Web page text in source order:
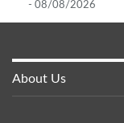
- 08/08/2026
About Us